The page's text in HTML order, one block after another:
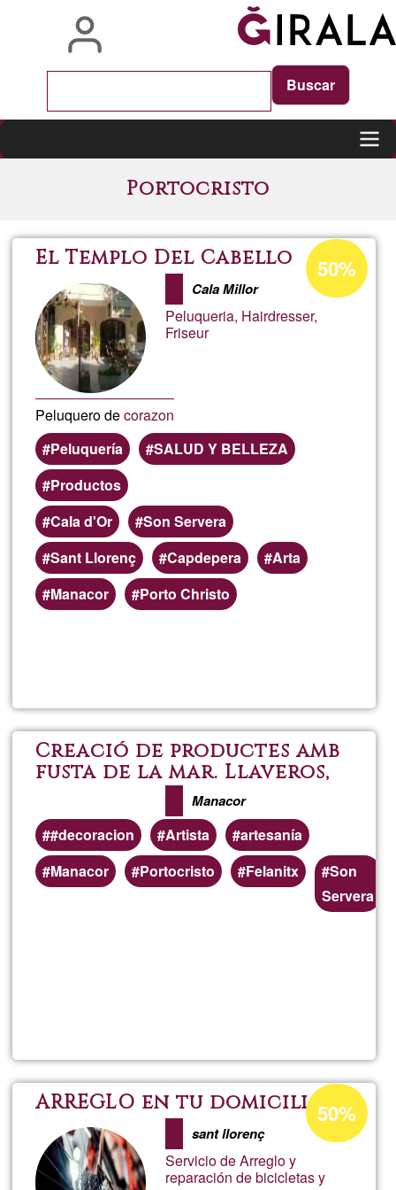
navigation
Portocristo
El Templo Del Cabello
Cala Millor
Peluqueria, Hairdresser,
Friseur
Peluquero decorazon
Peluquería
SALUD Y BELLEZA
Productos
Cala d'Or
Son Servera
Sant Llorenç
Capdepera
Arta
Manacor
Porto Christo
Porcentaje
de
aceptación
de
50%
El
Templo
Del
Cabello
Creació de productes amb
fusta de la mar. Llaveros,
lampares, miralls,...
Manacor
#decoracion Artista
artesanía
Áreas
de
Manacor Portocristo Felanitx
Son
Servera
Creació
de
ARREGLO en tu domicilio .
sant llorenç
Servicio de Arreglo y
reparación de bicicletas y
Porcentaje
de
aceptación
de
50%